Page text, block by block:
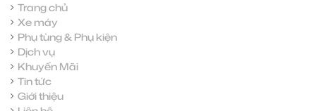
Trang chủ
Xe máy
Phụ tùng & Phụ kiện
Dịch vụ
Khuyến Mãi
Tin tức
Giới thiệu